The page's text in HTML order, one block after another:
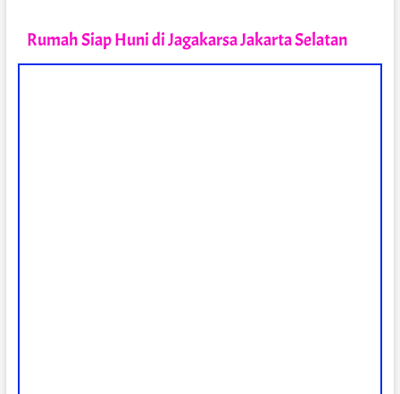
Rumah Siap Huni di Jagakarsa Jakarta Selatan